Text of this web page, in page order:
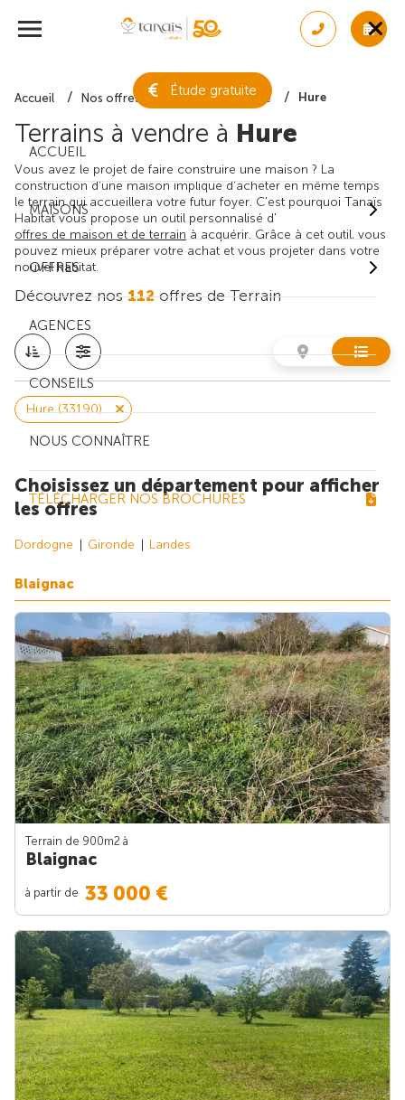
Étude gratuite
ACCUEIL
MAISONS
OFFRES
AGENCES
CONSEILS
NOUS CONNAÎTRE
TÉLÉCHARGER NOS BROCHURES
Accueil Nos offres de terrain Gironde Hure
Terrains à vendre à Hure
Vous avez le projet de faire construire une maison ? La
construction d'une maison implique d'acheter en même temps
le terrain qui accueillera votre futur foyer. C'est pourquoi Tanaïs
Habitat vous propose un outil personnalisé d'
offres de maison et de terrain à acquérir. Grâce à cet outil, vous
pouvez mieux préparer votre achat et vous projeter dans votre
nouvel habitat.
Découvrez nos112offres de Terrain
Hure (33190)
Choisissez un département pour afficher
les offres
Dordogne Gironde Landes
Blaignac
Terrain de 900m2 à
Blaignac
à partir de 33 000 €